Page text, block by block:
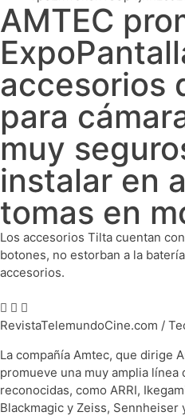
AMTEC
accesorios
para
muy
instalar en
tomas en
Los accesorios Tilta cuentan
botones, no estorban a la
accesorios.
RevistaTelemundoCine.com /
La compañía Amtec, que dirige
promueve una muy amplia
reconocidas, como ARRI,
Blackmagic y Zeiss, Sennheiser